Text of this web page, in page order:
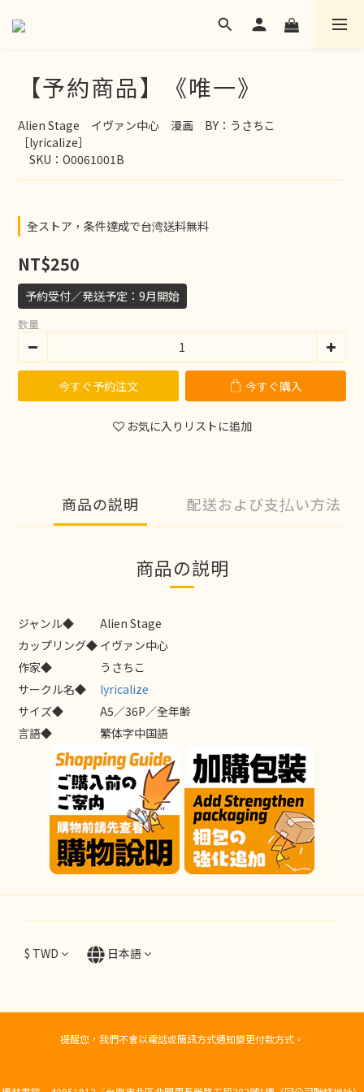
【予約商品】《唯一》
Alien Stage　イヴァン中心　漫画　BY：うさちこ
［lyricalize］
SKU：O0061001B
全ストア，条件達成で台湾送料無料
NT$250
予約受付／発送予定：9月開始
数量
今すぐ予約注文 今すぐ購入
お気に入りリストに追加
商品の説明 配送および支払い方法
商品の説明
ジャンル◆
Alien Stage
カップリング◆ イヴァン中心
作家◆
うさちこ
サークル名◆
lyricalize
サイズ◆
A5／36P／全年齢
言語◆
繁体字中国語
$ TWD 日本語
提醒您，我們不會以電話或簡訊方式通知變更付款方式。